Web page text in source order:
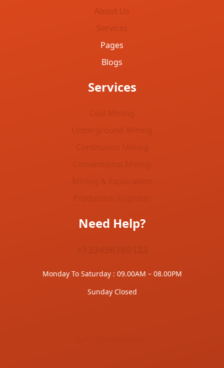
About Us
Services
Pages
Blogs
Services
Coal Mining
Underground Mining
Need Help?
Monday To Saturday : 09.00AM – 08.00PM
Sunday Closed